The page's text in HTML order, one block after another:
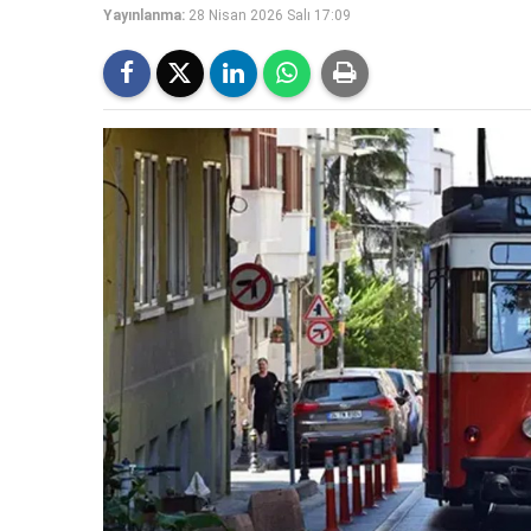
Yayınlanma: 28 Nisan 2026 Salı 17:09